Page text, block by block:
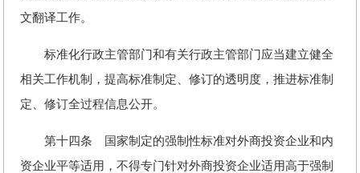
文翻译工作。
标准化行政主管部门和有关行政主管部门应当建立健全
相关工作机制，提高标准制定、修订的透明度，推进标准制
定、修订全过程信息公开。
第十四条 国家制定的强制性标准对外商投资企业和内
资企业平等适用，不得专门针对外商投资企业适用高于强制